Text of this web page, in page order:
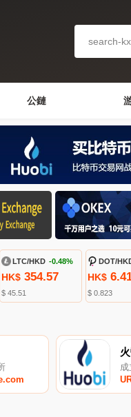
公鏈
LTC/HKD -0.48%
HK$354.57
$ 45.51
DOT/
HK$
$ 0.823
成